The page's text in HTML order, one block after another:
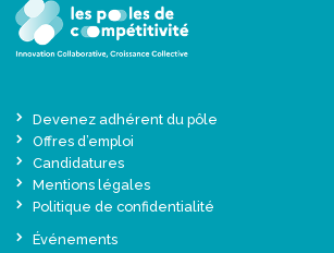
Devenez adhérent du pôle
Offres d’emploi
Candidatures
Mentions légales
Politique de confidentialité
Événements